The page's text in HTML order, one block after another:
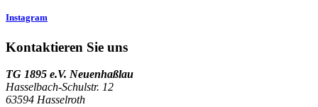
Instagram
Kontaktieren Sie uns
TG 1895 e.V. Neuenhaßlau
Hasselbach-Schulstr. 12
63594 Hasselroth